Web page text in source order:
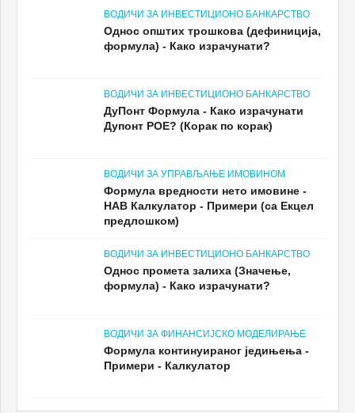
ВОДИЧИ ЗА ИНВЕСТИЦИОНО БАНКАРСТВО
Однос општих трошкова (дефиниција,
формула) - Како израчунати?
ВОДИЧИ ЗА ИНВЕСТИЦИОНО БАНКАРСТВО
ДуПонт Формула - Како израчунати
Дупонт РОЕ? (Корак по корак)
ВОДИЧИ ЗА УПРАВЉАЊЕ ИМОВИНОМ
Формула вредности нето имовине -
НАВ Калкулатор - Примери (са Екцел
предлошком)
ВОДИЧИ ЗА ИНВЕСТИЦИОНО БАНКАРСТВО
Однос промета залиха (Значење,
формула) - Како израчунати?
ВОДИЧИ ЗА ФИНАНСИЈСКО МОДЕЛИРАЊЕ
Формула континуираног једињења -
Примери - Калкулатор